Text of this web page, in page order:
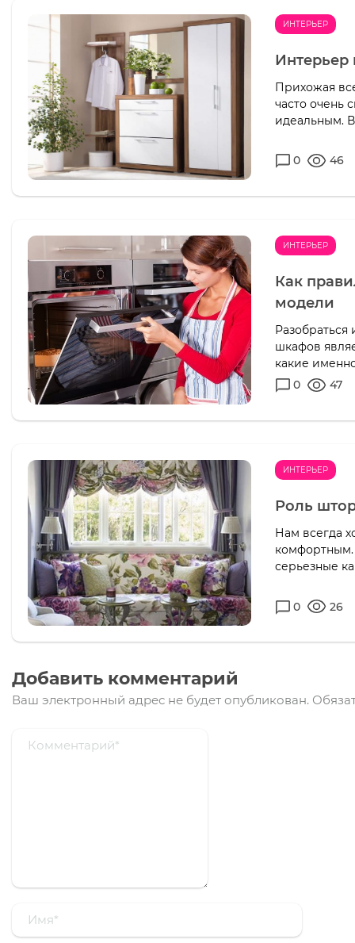
ИНТЕРЬЕР
Прихожая
часто очень
идеальным.
0 46
ИНТЕРЬЕР
Как
модели
шкафов
какие
0
47
ИНТЕРЬЕР
Роль
Нам всегда
комфортным.
серьезные
0 26
Добавить комментарий
Ваш электронный адрес не будет опубликован.